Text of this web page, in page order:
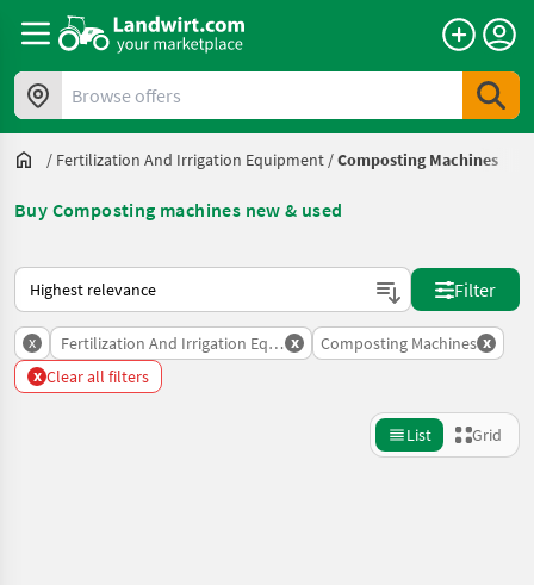
Browse offers
/ Fertilization And Irrigation Equipment /Composting Machines
Buy Composting machines new & used
This is how sorting works on Landwirt.com
Filter
x Fertilization And Irrigation Equipment
x Composting Machines x
x Clear all filters
List Grid